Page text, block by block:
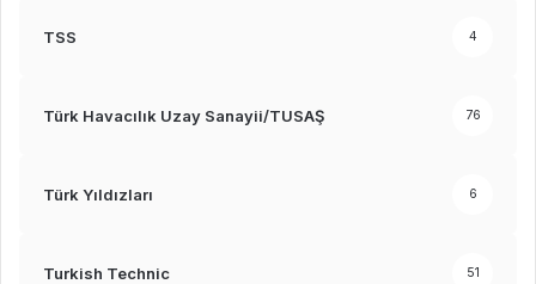
TSS 4
Türk Havacılık Uzay Sanayii/TUSAŞ 76
Türk Yıldızları 6
Turkish Technic 51